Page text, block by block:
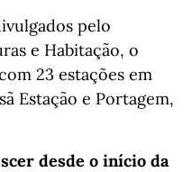
pelo
e Habitação, o
23 estações em
Estação e Portagem,
desde o início da